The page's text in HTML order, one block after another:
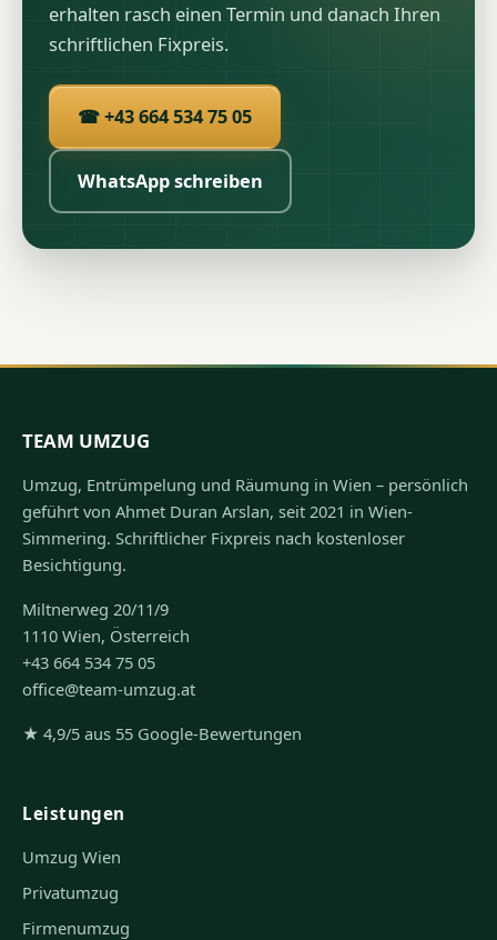
erhalten rasch einen Termin und danach Ihren
schriftlichen Fixpreis.
☎ +43 664 534 75 05
WhatsApp schreiben
TEAM UMZUG
Umzug, Entrümpelung und Räumung in Wien – persönlich
geführt von Ahmet Duran Arslan, seit 2021 in Wien-
Simmering. Schriftlicher Fixpreis nach kostenloser
Besichtigung.
Miltnerweg 20/11/9
1110 Wien, Österreich
+43 664 534 75 05
office@team-umzug.at
★ 4,9/5 aus 55 Google-Bewertungen
Leistungen
Umzug Wien
Privatumzug
Firmenumzug